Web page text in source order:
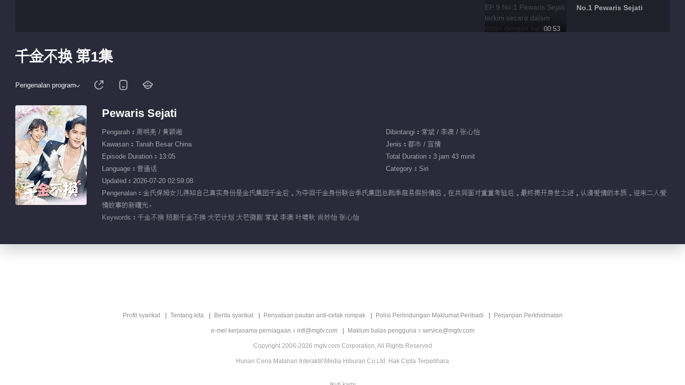
00:53
No.1 Pewaris Sejati
01:01
00:39
千金不换 第1集
Pengenalan program
Pewaris Sejati
Pengarah：周明亮 / 黄颖湘
Dibintangi：常斌 / 李澳 / 张心怡
Kawasan：Tanah Besar China
Jenis：都市 / 言情
Episode Duration：13:05
Total Duration：3 jam 43 minit
Language：普通话
Category：Siri
Updated：2026-07-20 02:59:08
Pengenalan：金氏保姆女儿得知自己真实身份是金氏集团千金后，为夺回千金身份联合季氏集团总裁季庭易假扮情侣，在共同面对重重考验后，最终揭开身世之谜，认清爱情的本质，迎来二人爱
情故事的新曙光。
Keywords： 千金不换 短剧千金不换 大芒计划 大芒微剧 常斌 李澳 叶啸秋 尚妙怡 张心怡
Profil syarikat Tentang kita Berita syarikat Penyataan pautan anti-cetak rompak Polisi Perlindungan Maklumat Peribadi Perjanjian Perkhidmatan
e-mel kerjasama perniagaan：intl@mgtv.com Maklum balas pengguna：service@mgtv.com
Copyright 2006-2026 mgtv.com Corporation, All Rights Reserved
Hunan Ceria Matahari Interaktif Media Hiburan Co.Ltd. Hak Cipta Terpelihara